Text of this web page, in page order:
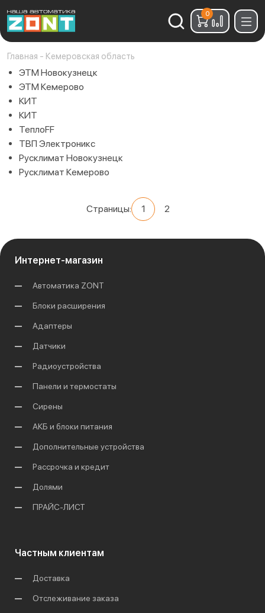
Найти:
0
Главная - Кемеровская область
ЭТМ Новокузнецк
ЭТМ Кемерово
КИТ
КИТ
ТеплоFF
ТВП Электроникс
Русклимат Новокузнецк
Русклимат Кемерово
Страницы: 1 2
Интернет-магазин
Автоматика ZONT
Блоки расширения
Адаптеры
Датчики
Радиоустройства
Панели и термостаты
Сирены
АКБ и блоки питания
Дополнительные устройства
Рассрочка и кредит
Долями
ПРАЙС-ЛИСТ
Частным клиентам
Доставка
Отслеживание заказа